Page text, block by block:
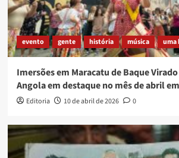
evento gente história música uma
Imersões em Maracatu de Baque
Angola em destaque no mês de abril
Editoria 10 de abril de 2026 0